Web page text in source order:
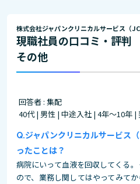
株式会社ジャパンクリニカルサービス（
現職社員の口コミ・評判
その他
回答者 : 集配
40代 | 男性 | 中途入社 | 4年～10年 |
ジャパンクリニカルサービス
ったことは？
病院にいって血液を回収してくる
ので、業務し関してはやってみて